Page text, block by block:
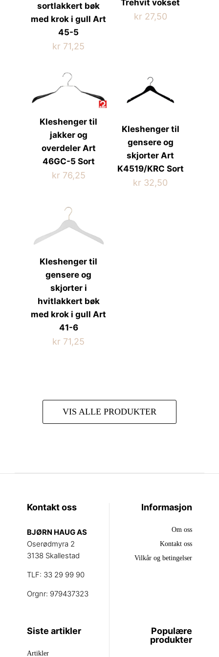
sortlakkert bøk
med krok i gull Art
45-5
kr 71,25
Trehvit vokset
kr 27,50
Kleshenger til
jakker og
overdeler Art
46GC-5 Sort
kr 76,25
Kleshenger til
gensere og
skjorter Art
K4519/KRC Sort
kr 32,50
Kleshenger til
gensere og
skjorter i
hvitlakkert bøk
med krok i gull Art
41-6
kr 71,25
VIS ALLE PRODUKTER
Kontakt oss
BJØRN HAUG AS
Oserødmyra 2
3138 Skallestad
TLF: 33 29 99 90
Orgnr: 979437323
Informasjon
Om oss
Kontakt oss
Vilkår og betingelser
Siste artikler
Artikler
Populære
produkter